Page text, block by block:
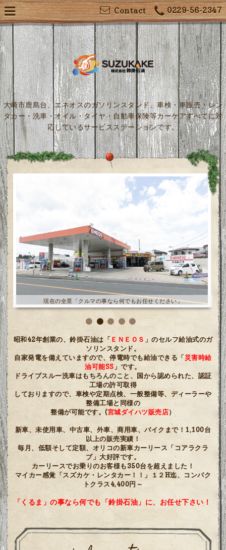
0229-56-2347
Contact
大崎市鹿島台、エネオスのガソリンスタンド。車検・車販売・レン
タカー・洗車・オイル・タイヤ・自動車保険等カーケアすべてに対
応しているサービスステーションです。
ガソスタで「車」が買えます！・1,100台以上の販売実績！（2025年
度迄）
昭和42年創業の、鈴掛石油は「ＥＮＥＯＳ」のセルフ給油式のガ
ソリンスタンド。
自家発電を備えていますので、停電時でも給油できる「災害時給
油可能SS」です。
ドライブスルー洗車はもちろんのこと、国から認められた、認証
工場の許可取得
しておりますので、車検や定期点検、一般整備等、ディーラーや
整備工場と同様の
整備が可能です。(宮城ダイハツ販売店）
新車、未使用車、中古車、外車、商用車、バイクまで！1,100台
以上の販売実績！
毎月、低額そして定額、オリコの新車カーリース「コアラクラ
ブ」大好評です。
カーリースでお乗りのお客様も350台を超えました！
マイカー感覚「スズカケ・レンタカー！！」１２H迄、コンパク
トクラス4,400円～
「くるま」の事なら何でも「鈴掛石油」に、お任せ下さい！